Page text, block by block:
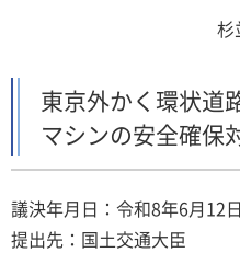
東京外かく環状道
マシンの安全確保
議決年月日：令和8年6月12日
提出先：国土交通大臣